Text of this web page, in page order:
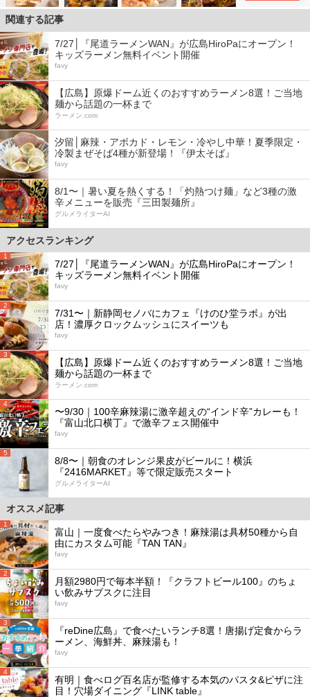
関連する記事
7/27│『尾道ラーメンWAN』が広島HiroPaにオープン！
キッズラーメン無料イベント開催
favy
【広島】原爆ドーム近くのおすすめラーメン8選！ご当地
麺から話題の一杯まで
ラーメン.com
汐留│麻辣・アボカド・レモン・冷やし中華！夏季限定・
冷製まぜそば4種が新登場！『伊太そば』
favy
8/1〜｜暑い夏を熱くする！「灼熱つけ麺」など3種の激
辛メニューを販売『三田製麺所』
グルメライターAI
アクセスランキング
1
7/27│『尾道ラーメンWAN』が広島HiroPaにオープン！
キッズラーメン無料イベント開催
favy
2
7/31〜｜新静岡セノバにカフェ『けのひ堂ラボ』が出
店！濃厚クロックムッシュにスイーツも
favy
3
【広島】原爆ドーム近くのおすすめラーメン8選！ご当地
麺から話題の一杯まで
ラーメン.com
4
〜9/30｜100辛麻辣湯に激辛超えの“インド辛”カレーも！
『富山北口横丁』で激辛フェス開催中
favy
5
8/8〜｜朝食のオレンジ果皮がビールに！横浜
『2416MARKET』等で限定販売スタート
グルメライターAI
オススメ記事
1
富山｜一度食べたらやみつき！麻辣湯は具材50種から自
由にカスタム可能『TAN TAN』
favy
2
月額2980円で毎本半額！『クラフトビール100』のちょ
い飲みサブスクに注目
favy
3
『reDine広島』で食べたいランチ8選！唐揚げ定食からラ
ーメン、海鮮丼、麻辣湯も！
favy
4
有明｜食べログ百名店が監修する本気のパスタ&ピザに注
目！穴場ダイニング『LINK table』